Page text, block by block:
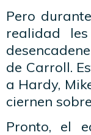
Pero
realidad
de Carroll.
a Hardy,
ciernen
Pronto, el